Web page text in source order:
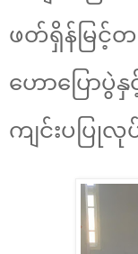
ဖတ်ရှိန်မြင့်
ဟောပြောပွဲ
ကျင်းပပြုလု